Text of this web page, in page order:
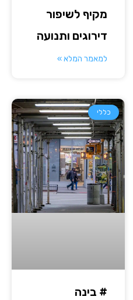
מקיף לשיפור
דירוגים ותנועה
למאמר המלא »
כללי
# בינה